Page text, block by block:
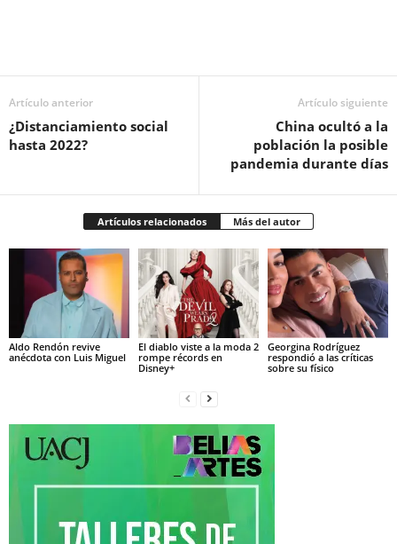
Artículo anterior
¿Distanciamiento social
hasta 2022?
Artículo siguiente
China ocultó a la
población la posible
pandemia durante días
Artículos relacionados Más del autor
Aldo Rendón revive
anécdota con Luis Miguel
El diablo viste a la moda 2
rompe récords en
Disney+
Georgina Rodríguez
respondió a las críticas
sobre su físico